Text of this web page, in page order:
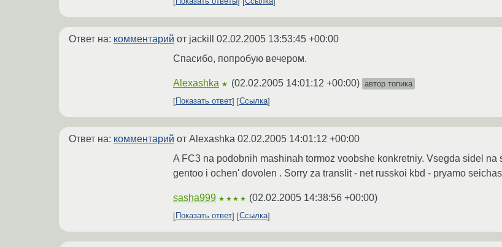
Ответ на: комментарий от jackill 02.02.2005 13:53:45 +00:00
Спасибо, попробую вечером.
Alexashka ★ (02.02.2005 14:01:12 +00:00) автор топика
Показать ответ
Ссылка
Ответ на: комментарий от Alexashka 02.02.2005 14:01:12 +00:00
A FC3 na podobnih mashinah tormoz voobshe konkretniy. Vsegda sidel
gentoo i ochen' dovolen . Sorry za translit - net russkoi kbd - pryamo
sasha999 ★★★★ (02.02.2005 14:38:56 +00:00)
Показать ответ Ссылка